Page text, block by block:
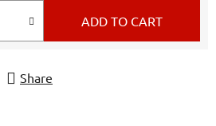
ADD TO CART
Share